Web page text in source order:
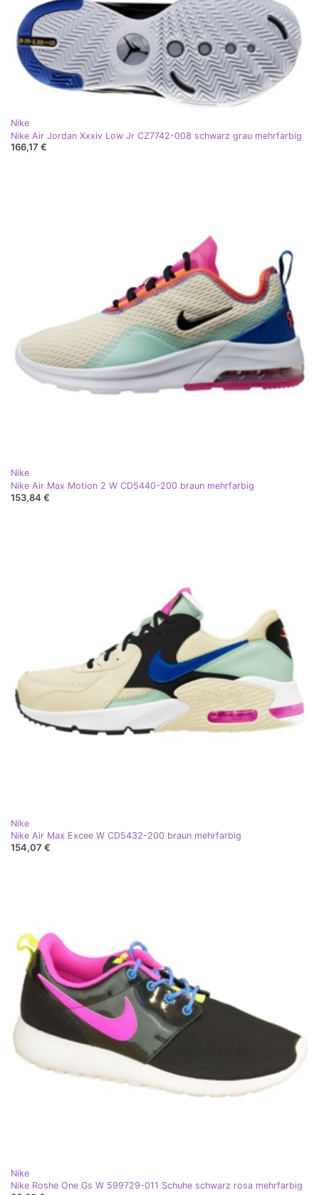
Nike
Nike Air Jordan Xxxiv Low Jr CZ7742-008 schwarz grau mehrfarbig
166,17 €
Nike
Nike Air Max Motion 2 W CD5440-200 braun mehrfarbig
153,84 €
Nike
Nike Air Max Excee W CD5432-200 braun mehrfarbig
154,07 €
Nike
Nike Roshe One Gs W 599729-011 Schuhe schwarz rosa mehrfarbig